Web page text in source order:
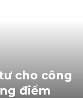
cho công
điểm